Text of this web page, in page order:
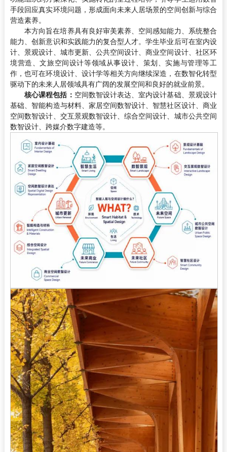
手段回应真实环境问题，形成面向未来人居场景的空间创新与综合
营造素养。
本方向旨在培养具有良好审美素养、空间感知能力、系统整合
能力、创新意识和实践能力的复合型人才。学生毕业后可在室内设
计、景观设计、城市更新、公共空间设计、商业空间设计、社区环
境营造、文旅空间设计等领域从事设计、策划、实施与管理等工
作，也可在环境设计、设计学等相关方向继续深造，在数智化转型
驱动下的未来人居领域具有广阔的发展空间和良好的就业前景。
核心课程包括： 空间数智设计表达、室内设计基础、景观设计
基础、智能构造与材料、家居空间数智设计、智慧社区设计、商业
空间数智设计、交互景观数智设计、综合空间设计、城市公共空间
数智设计、跨媒介数字建造等。